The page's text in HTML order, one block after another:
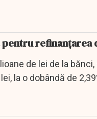
refinanţarea
de lei de la
la o dobândă de